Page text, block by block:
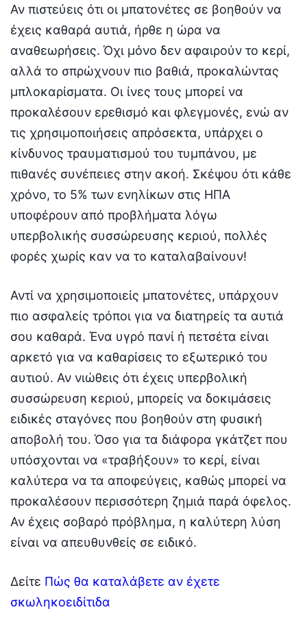
Αν πιστεύεις ότι οι μπατονέτες σε βοηθούν να
έχεις καθαρά αυτιά, ήρθε η ώρα να
αναθεωρήσεις. Όχι μόνο δεν αφαιρούν το κερί,
αλλά το σπρώχνουν πιο βαθιά, προκαλώντας
μπλοκαρίσματα. Οι ίνες τους μπορεί να
προκαλέσουν ερεθισμό και φλεγμονές, ενώ αν
τις χρησιμοποιήσεις απρόσεκτα, υπάρχει ο
κίνδυνος τραυματισμού του τυμπάνου, με
πιθανές συνέπειες στην ακοή. Σκέψου ότι κάθε
χρόνο, το 5% των ενηλίκων στις ΗΠΑ
υποφέρουν από προβλήματα λόγω
υπερβολικής συσσώρευσης κεριού, πολλές
φορές χωρίς καν να το καταλαβαίνουν!
Αντί να χρησιμοποιείς μπατονέτες, υπάρχουν
πιο ασφαλείς τρόποι για να διατηρείς τα αυτιά
σου καθαρά. Ένα υγρό πανί ή πετσέτα είναι
αρκετό για να καθαρίσεις το εξωτερικό του
αυτιού. Αν νιώθεις ότι έχεις υπερβολική
συσσώρευση κεριού, μπορείς να δοκιμάσεις
ειδικές σταγόνες που βοηθούν στη φυσική
αποβολή του. Όσο για τα διάφορα γκάτζετ που
υπόσχονται να «τραβήξουν» το κερί, είναι
καλύτερα να τα αποφεύγεις, καθώς μπορεί να
προκαλέσουν περισσότερη ζημιά παρά όφελος.
Αν έχεις σοβαρό πρόβλημα, η καλύτερη λύση
είναι να απευθυνθείς σε ειδικό.
Δείτε Πώς θα καταλάβετε αν έχετε
σκωληκοειδίτιδα